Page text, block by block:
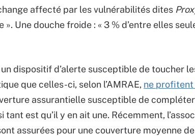
affecté par les vulnérabilités dites
». Une douche froide : « 3 % d’entre elles
dispositif d’alerte susceptible de toucher
que celles-ci, selon l’AMRAE, ne profitent
assurantielle susceptible de
tant est qu’il y en ait une. Récemment,
assurées pour une couverture moyenne